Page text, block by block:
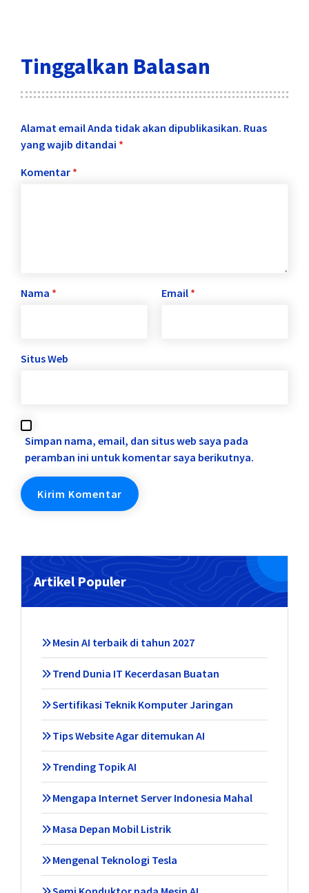
Tinggalkan Balasan
Alamat email Anda tidak akan dipublikasikan. Ruas
yang wajib ditandai *
Komentar *
Nama * Email *
Situs Web
Simpan nama, email, dan situs web saya pada
peramban ini untuk komentar saya berikutnya.
Artikel Populer
Mesin AI terbaik di tahun 2027
Trend Dunia IT Kecerdasan Buatan
Sertifikasi Teknik Komputer Jaringan
Tips Website Agar ditemukan AI
Trending Topik AI
Mengapa Internet Server Indonesia Mahal
Masa Depan Mobil Listrik
Mengenal Teknologi Tesla